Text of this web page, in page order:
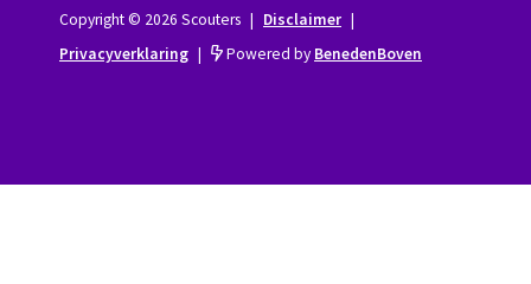
Copyright © 2026 Scouters | Disclaimer |
Privacyverklaring | Powered by BenedenBoven